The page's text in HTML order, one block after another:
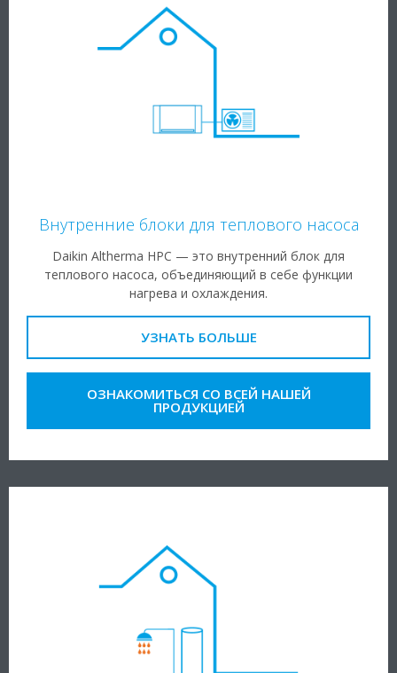
Внутренние блоки для теплового насоса
Daikin Altherma HPC — это внутренний блок для
теплового насоса, объединяющий в себе функции
нагрева и охлаждения.
УЗНАТЬ БОЛЬШЕ
ОЗНАКОМИТЬСЯ СО ВСЕЙ НАШЕЙ
ПРОДУКЦИЕЙ